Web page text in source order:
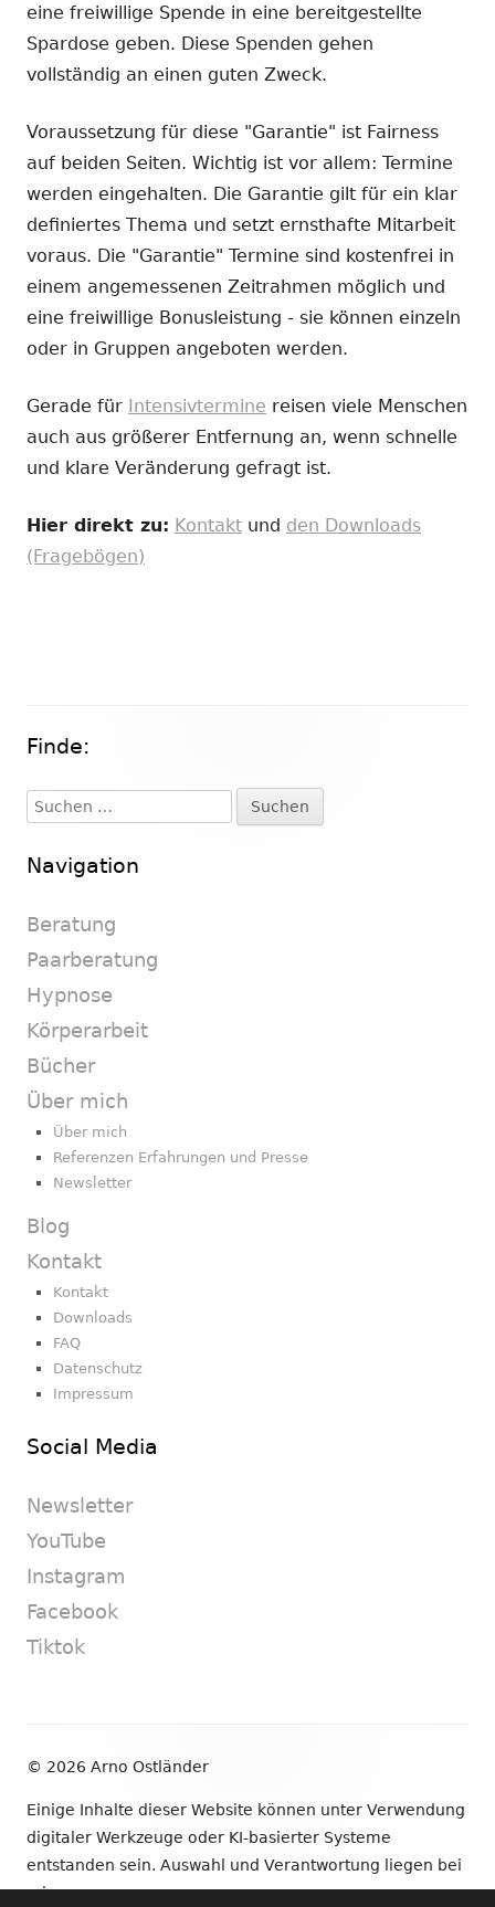
eine freiwillige Spende in eine bereitgestellte
Spardose geben. Diese Spenden gehen
vollständig an einen guten Zweck.
Voraussetzung für diese "Garantie" ist Fairness
auf beiden Seiten. Wichtig ist vor allem: Termine
werden eingehalten. Die Garantie gilt für ein klar
definiertes Thema und setzt ernsthafte Mitarbeit
voraus. Die "Garantie" Termine sind kostenfrei in
einem angemessenen Zeitrahmen möglich und
eine freiwillige Bonusleistung - sie können einzeln
oder in Gruppen angeboten werden.
Gerade für Intensivtermine reisen viele Menschen
auch aus größerer Entfernung an, wenn schnelle
und klare Veränderung gefragt ist.
Hier direkt zu: Kontakt und den Downloads
(Fragebögen)
Haupt-
Seitenleiste
Finde:
Suchen
nach:
Navigation
Beratung
Paarberatung
Hypnose
Körperarbeit
Bücher
Über mich
Über mich
Referenzen Erfahrungen und Presse
Newsletter
Blog
Kontakt
Kontakt
Downloads
FAQ
Datenschutz
Impressum
Social Media
Newsletter
YouTube
Instagram
Facebook
Tiktok
© 2026 Arno Ostländer
Einige Inhalte dieser Website können unter Verwendung
digitaler Werkzeuge oder KI-basierter Systeme
entstanden sein. Auswahl und Verantwortung liegen bei
mir.